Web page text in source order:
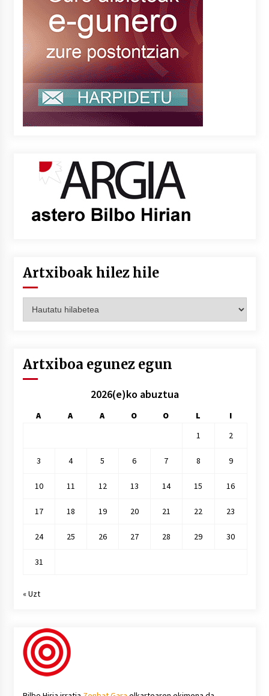
Artxiboak hilez hile
hilez
Artxiboa egunez egun
2026(e)ko abuztua
A A A O O L
I
1
2
3 4 5 6 7 8 9
10 11 12 13 14 15 16
17 18 19 20 21 22 23
24 25 26 27 28 29 30
31
« Uzt